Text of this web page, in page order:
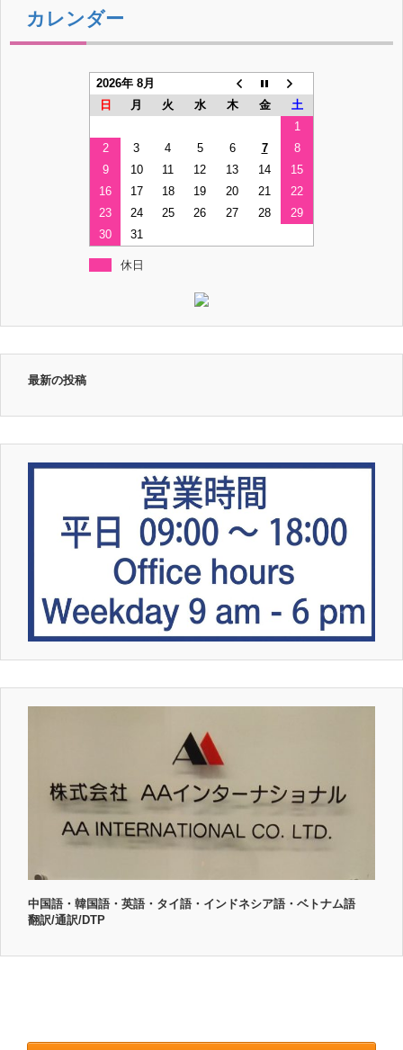
カレンダー
2026年 8月
日
月 火 水 木 金
土
1
2
3 4 5 6 7
8
9
10 11 12 13 14
15
16
17 18 19 20 21
22
23
24 25 26 27 28
29
30
31
休日
最新の投稿
中国語・韓国語・英語・タイ語・インドネシア語・ベトナム語
翻訳/通訳/DTP